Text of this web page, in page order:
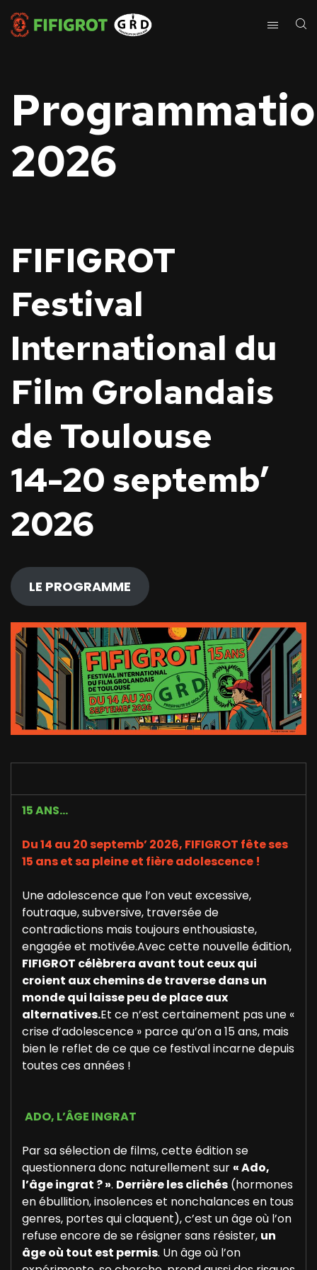
2026
FIFIGROT
Festival
International du
Film Grolandais
de Toulouse
14-20 septemb’
2026
LE PROGRAMME
15 ANS…
Du 14 au 20 septemb’ 2026, FIFIGROT fête ses
15 ans et sa pleine et fière adolescence !
Une adolescence que l’on veut excessive,
foutraque, subversive, traversée de
contradictions mais toujours enthousiaste,
engagée et motivée.Avec cette nouvelle édition,
FIFIGROT célèbrera avant tout ceux qui
croient aux chemins de traverse dans un
monde qui laisse peu de place aux
alternatives.Et ce n’est certainement pas une «
crise d’adolescence » parce qu’on a 15 ans, mais
bien le reflet de ce que ce festival incarne depuis
toutes ces années !
ADO, L’ÂGE INGRAT
Par sa sélection de films, cette édition se
questionnera donc naturellement sur « Ado,
l’âge ingrat ? ». Derrière les clichés (hormones
en ébullition, insolences et nonchalances en tous
genres, portes qui claquent), c’est un âge où l’on
refuse encore de se résigner sans résister, un
âge où tout est permis. Un âge où l’on